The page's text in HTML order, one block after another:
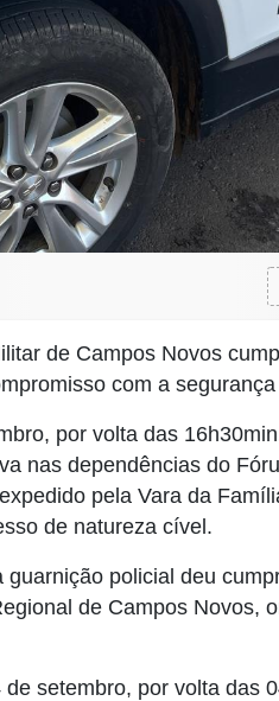
de Campos Novos
com a
por volta das
nas dependências do
pela Vara da
de natureza cível.
policial deu
de Campos Novos,
setembro, por volta das